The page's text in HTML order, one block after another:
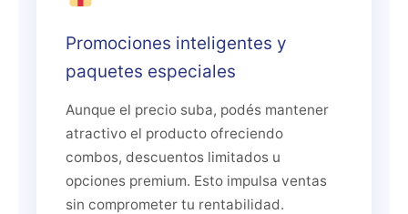
Promociones inteligentes y
paquetes especiales
Aunque el precio suba, podés mantener
atractivo el producto ofreciendo
combos, descuentos limitados u
opciones premium. Esto impulsa ventas
sin comprometer tu rentabilidad.